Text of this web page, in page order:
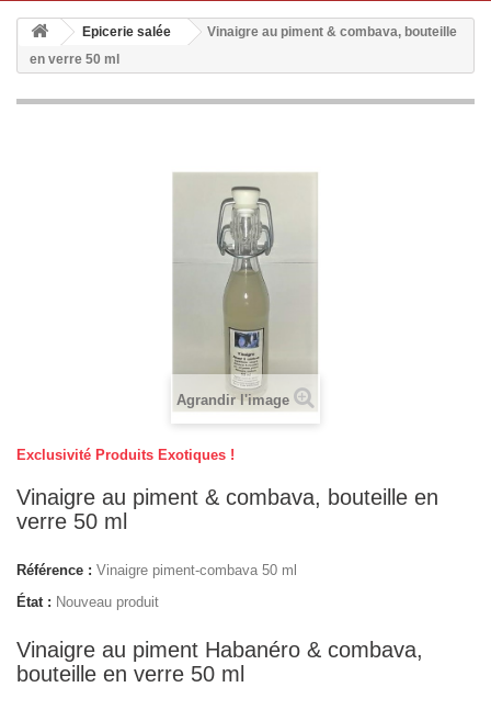
Epicerie salée
Vinaigre au piment & combava, bouteille
en verre 50 ml
Agrandir l'image
Exclusivité Produits Exotiques !
Vinaigre au piment & combava, bouteille en
verre 50 ml
Référence : Vinaigre piment-combava 50 ml
État : Nouveau produit
Vinaigre au piment Habanéro & combava,
bouteille en verre 50 ml